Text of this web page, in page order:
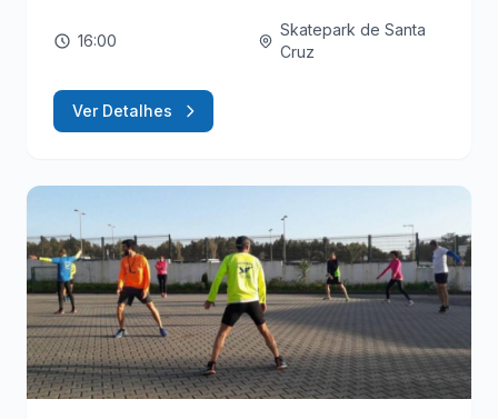
16:00
Skatepark de Santa
Cruz
Ver Detalhes